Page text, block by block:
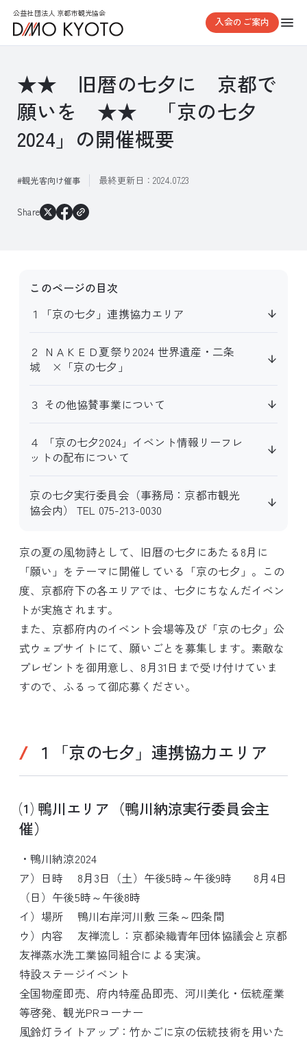
公益社団法人 京都市観光協会
入会のご案内
★★ 旧暦の七夕に 京都で
願いを ★★ 「京の七夕
2024」の開催概要
観光客向け催事 最終更新日：2024.07.23
Share
このページの目次
１「京の七夕」連携協力エリア
２ ＮＡＫＥＤ夏祭り2024 世界遺産・二条
城 ×「京の七夕」
３ その他協賛事業について
４ 「京の七夕2024」イベント情報リーフレ
ットの配布について
京の七夕実行委員会（事務局：京都市観光
協会内） TEL 075-213-0030
京の夏の風物詩として、旧暦の七夕にあたる8月に
「願い」をテーマに開催している「京の七夕」。この
度、京都府下の各エリアでは、七夕にちなんだイベン
トが実施されます。
また、京都府内のイベント会場等及び「京の七夕」公
式ウェブサイトにて、願いごとを募集します。素敵な
プレゼントを御用意し、8月31日まで受け付けていま
すので、ふるって御応募ください。
１「京の七夕」連携協力エリア
⑴ 鴨川エリア（鴨川納涼実行委員会主
催）
・鴨川納涼2024
ア）日時 8月3日（土）午後5時～午後9時 8月4日
（日）午後5時～午後8時
イ）場所 鴨川右岸河川敷 三条～四条間
ウ）内容 友禅流し：京都染織青年団体協議会と京都
友禅蒸水洗工業協同組合による実演。
特設ステージイベント
全国物産即売、府内特産品即売、河川美化・伝統産業
等啓発、観光PRコーナー
風鈴灯ライトアップ：竹かごに京の伝統技術を用いた